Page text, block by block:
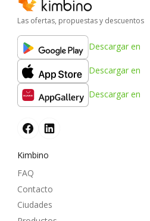
Las ofertas, propuestas y descuentos
Descargar en
Descargar en
Descargar en
Kimbino
FAQ
Contacto
Ciudades